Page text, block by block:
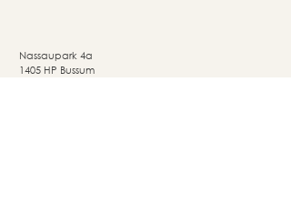
Nassaupark 4a
1405 HP Bussum